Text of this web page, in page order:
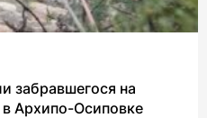
забравшегося на
Архипо-Осиповке